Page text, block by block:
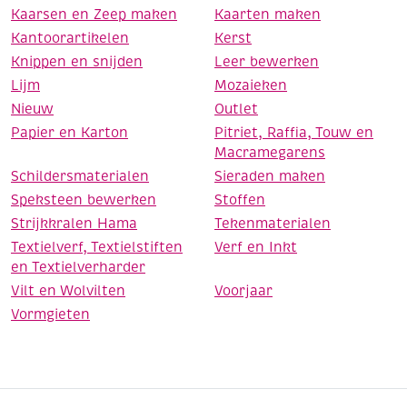
Kaarsen en Zeep maken
Kaarten maken
Kantoorartikelen
Kerst
Knippen en snijden
Leer bewerken
Lijm
Mozaieken
Nieuw
Outlet
Papier en Karton
Pitriet, Raffia, Touw en
Macramegarens
Schildersmaterialen
Sieraden maken
Speksteen bewerken
Stoffen
Strijkkralen Hama
Tekenmaterialen
Textielverf, Textielstiften
en Textielverharder
Verf en Inkt
Vilt en Wolvilten
Voorjaar
Vormgieten